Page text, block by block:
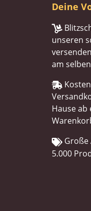
Deine
unseren
am
Hause
Große
5.000